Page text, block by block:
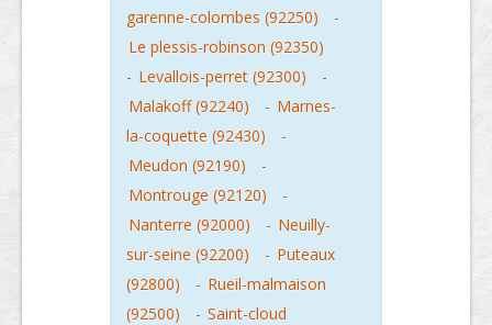
garenne-colombes (92250)
-
Le plessis-robinson (92350)
- Levallois-perret (92300)
-
Malakoff (92240)
- Marnes-
la-coquette (92430)
-
Meudon (92190)
-
Montrouge (92120)
-
Nanterre (92000)
- Neuilly-
sur-seine (92200)
- Puteaux
(92800)
- Rueil-malmaison
(92500)
- Saint-cloud